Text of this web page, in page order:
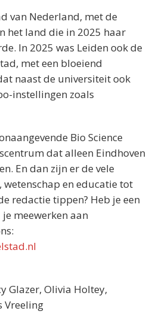
van Nederland, met de
het land die in 2025 haar
In 2025 was Leiden ook de
met een bloeiend
naast de universiteit ook
instellingen zoals
Bio Science
dat alleen Eindhoven
En dan zijn er de vele
wetenschap en educatie tot
redactie tippen? Heb je een
meewerken aan
Glazer, Olivia Holtey,
Vreeling